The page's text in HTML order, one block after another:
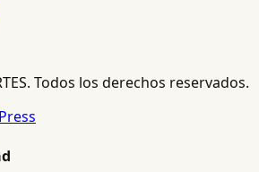
Todos los derechos reservados.